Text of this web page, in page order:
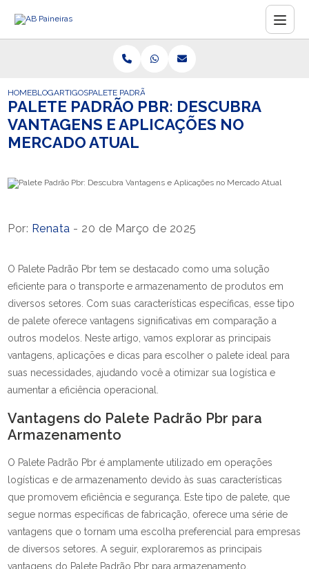
HOMEBLOGARTIGOSPALETE PADRÃO PBR: DESCUBRA VANTAGENS E
PALETE PADRÃO PBR: DESCUBRA
VANTAGENS E APLICAÇÕES NO
MERCADO ATUAL
Por: Renata - 20 de Março de 2025
O Palete Padrão Pbr tem se destacado como uma solução
eficiente para o transporte e armazenamento de produtos em
diversos setores. Com suas características específicas, esse tipo
de palete oferece vantagens significativas em comparação a
outros modelos. Neste artigo, vamos explorar as principais
vantagens, aplicações e dicas para escolher o palete ideal para
suas necessidades, ajudando você a otimizar sua logística e
aumentar a eficiência operacional.
Vantagens do Palete Padrão Pbr para
Armazenamento
O Palete Padrão Pbr é amplamente utilizado em operações
logísticas e de armazenamento devido às suas características
que promovem eficiência e segurança. Este tipo de palete, que
segue normas específicas de fabricação, oferece uma série de
vantagens que o tornam uma escolha preferencial para empresas
de diversos setores. A seguir, exploraremos as principais
vantagens do Palete Padrão Pbr para armazenamento.